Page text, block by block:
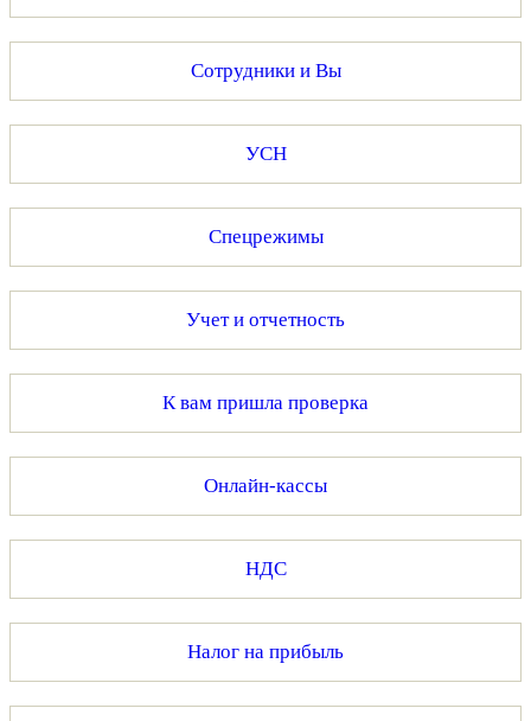
Сотрудники и Вы
УСН
Спецрежимы
Учет и отчетность
К вам пришла проверка
Онлайн-кассы
НДС
Налог на прибыль